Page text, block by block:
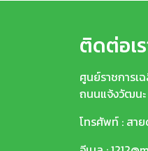
ติดต่อเ
ศูนย์ราชการเ
ถนนแจ้งวัฒนะ
โทรศัพท์ : สาย